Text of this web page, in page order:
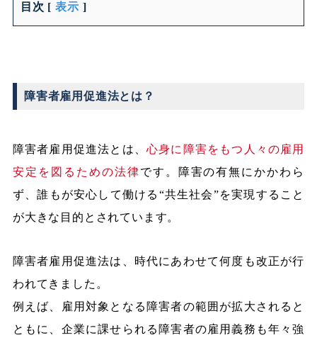
目次 [ 表示 ]
障害者雇用促進法とは？
障害者雇用促進法とは、 心身に障害をもつ人々の雇用
安定を図るための法律です。障害の有無にかかわら
ず、誰もが安心して働ける“共生社会”を実現すること
が大きな目的とされています。
障害者雇用促進法は、時代にあわせて何度も改正が行
われてきました。
例えば、雇用対象となる障害者の範囲が拡大されると
ともに、企業に課せられる障害者の雇用義務も年々強